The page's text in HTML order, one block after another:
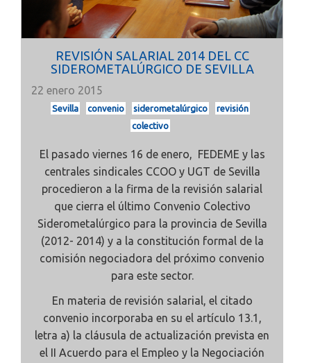
REVISIÓN SALARIAL 2014 DEL CC
SIDEROMETALÚRGICO DE SEVILLA
22 enero 2015
Sevilla convenio siderometalúrgico
revisión
colectivo
El pasado viernes 16 de enero, FEDEME y las
centrales sindicales CCOO y UGT de Sevilla
procedieron a la firma de la revisión salarial
que cierra el último Convenio Colectivo
Siderometalúrgico para la provincia de Sevilla
(2012- 2014) y a la constitución formal de la
comisión negociadora del próximo convenio
para este sector.
En materia de revisión salarial, el citado
convenio incorporaba en su el artículo 13.1,
letra a) la cláusula de actualización prevista en
el II Acuerdo para el Empleo y la Negociación